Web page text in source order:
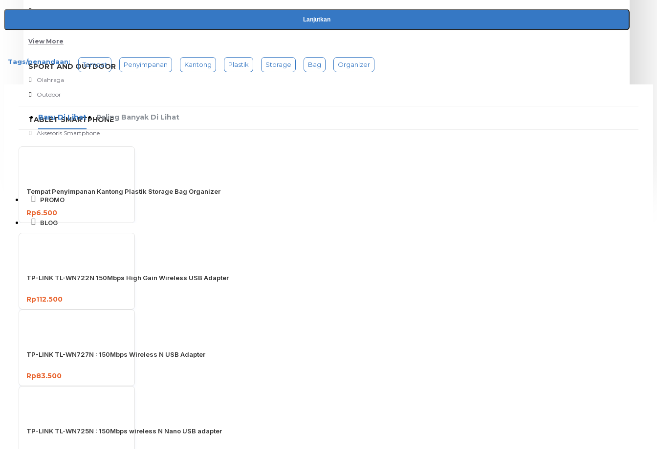
Digital Door Lock
View More
SPORT AND OUTDOOR
Olahraga
Outdoor
TABLET SMARTPHONE
Aksesoris Smartphone
PROMO
BLOG
Lanjutkan
Tags/penandaan: Tempat Penyimpanan Kantong Plastik Storage Bag Organizer
Baru Di Lihat Paling Banyak Di Lihat
Tempat Penyimpanan Kantong Plastik Storage Bag Organizer
Rp6.500
TP-LINK TL-WN722N 150Mbps High Gain Wireless USB Adapter
Rp112.500
TP-LINK TL-WN727N : 150Mbps Wireless N USB Adapter
Rp83.500
TP-LINK TL-WN725N : 150Mbps wireless N Nano USB adapter